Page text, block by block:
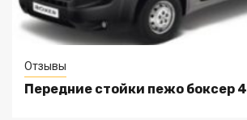
Отзывы
Передние стойки пежо боксер 4